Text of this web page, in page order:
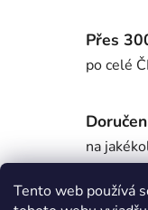
Tento web používá
Přes
po celé
na